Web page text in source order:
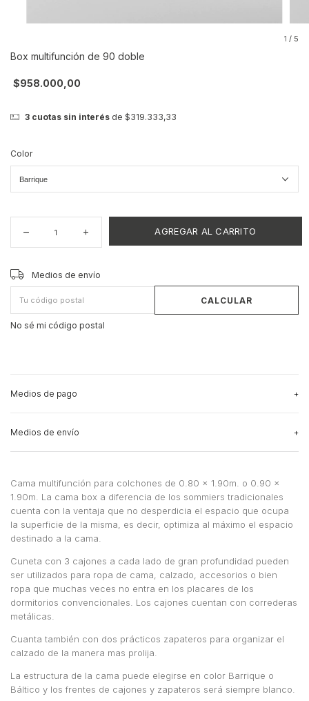
1 / 5
Box multifunción de 90 doble
$958.000,00
3cuotas sin interésde $319.333,33
Color
Entregas para el CP:
Medios de envío
CALCULAR
No sé mi código postal
Medios de pago
Medios de envío
Medios de envío
No sé mi código postal
Cama multifunción para colchones de 0.80 x 1.90m. o 0.90 x
1.90m. La cama box a diferencia de los sommiers tradicionales
cuenta con la ventaja que no desperdicia el espacio que ocupa
la superficie de la misma, es decir, optimiza al máximo el espacio
destinado a la cama.
Cuneta con 3 cajones a cada lado de gran profundidad pueden
ser utilizados para ropa de cama, calzado, accesorios o bien
ropa que muchas veces no entra en los placares de los
dormitorios convencionales. Los cajones cuentan con correderas
metálicas.
Cuanta también con dos prácticos zapateros para organizar el
calzado de la manera mas prolija.
La estructura de la cama puede elegirse en color Barrique o
Báltico y los frentes de cajones y zapateros será siempre blanco.